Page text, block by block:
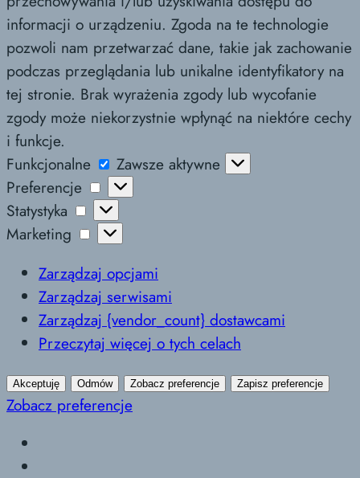
informacji o urządzeniu. Zgoda na te technologie
pozwoli nam przetwarzać dane, takie jak zachowanie
podczas przeglądania lub unikalne identyfikatory na
tej stronie. Brak wyrażenia zgody lub wycofanie
zgody może niekorzystnie wpłynąć na niektóre cechy
i funkcje.
Funkcjonalne
Funkcjonalne
Zawsze aktywne
Preferencje
Preferencje
Statystyka
Statystyka
Marketing
Marketing
Zarządzaj opcjami
Zarządzaj serwisami
Zarządzaj {vendor_count} dostawcami
Przeczytaj więcej o tych celach
Akceptuję Odmów Zobacz preferencje Zapisz preferencje
Zobacz preferencje